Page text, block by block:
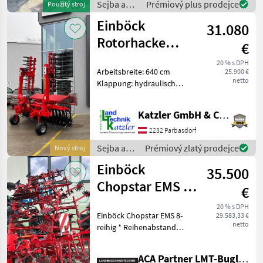
Použitý stroj
Sejba a
starostlivosť
o plodinu
/ Einböck
Prémiový plus prodejce
Nový stroj
Einböck
Rotorhacke
31.080
€
20 % s DPH
25.900 €
netto
Arbeitsbreite: 640 cm
Klappung: hydraulisch
Rotorfedern: 4 Stück mit
hydraulischem
Niveauausgleich
Rotorsterne: 68 S
Katzler GmbH & Co.KG.
2232 Parbasdorf
Sejba a
starostlivosť
o plodinu
/ Einböck
Prémiový zlatý prodejce
Einböck
Chopstar EMS 8-
Guad
35.500
€
20 % s DPH
29.583,33 €
netto
Einböck Chopstar EMS 8-
reihig * Reihenabstand
ACA Partner LMT-Bugl GmbH